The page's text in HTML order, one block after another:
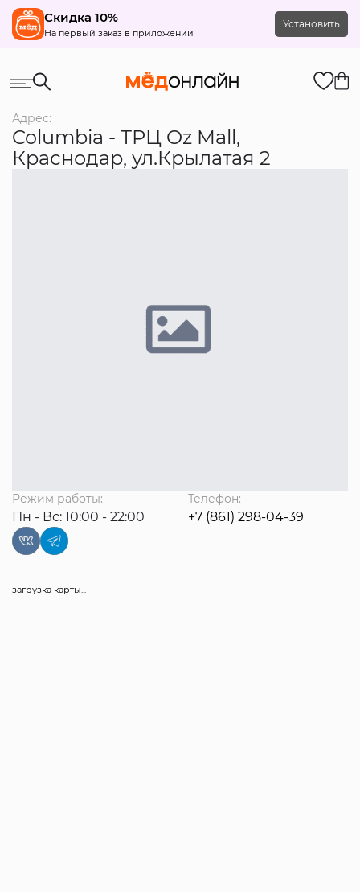
Скидка 10%
На первый заказ в приложении
Установить
Адрес:
Columbia - ТРЦ Oz Mall,
Краснодар, ул.Крылатая 2
Режим работы:
Пн - Вс: 10:00 - 22:00
Телефон:
+7 (861) 298-04-39
загрузка карты...